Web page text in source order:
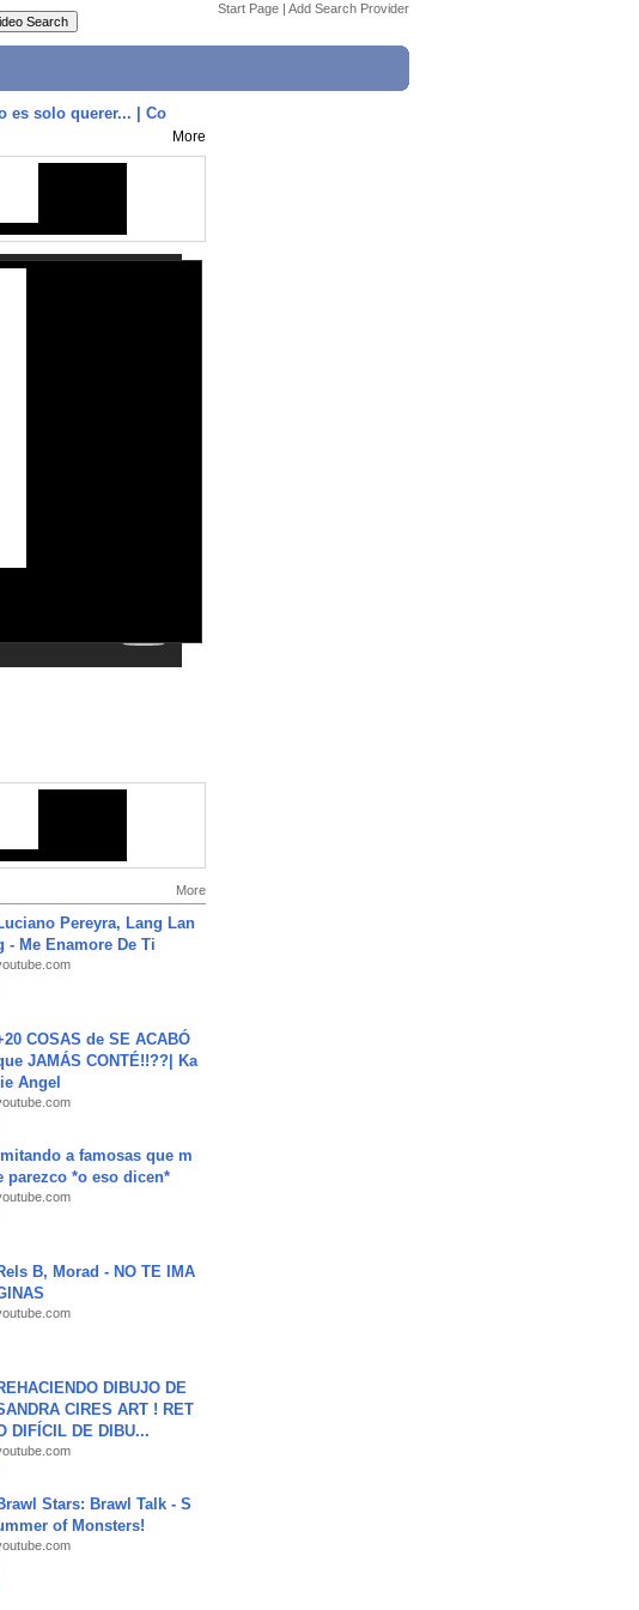
Start Page | Add Search Provider
es solo querer... | Co
More
More
Pereyra, Lang Lan
- Me Enamore De Ti
COSAS de SE ACABÓ
JAMÁS CONTÉ!!??| Ka
Angel
a famosas que m
parezco *o eso dicen*
B, Morad - NO TE IMA
DIBUJO DE
CIRES ART ! RET
DIFÍCIL DE DIBU...
Stars: Brawl Talk - S
of Monsters!